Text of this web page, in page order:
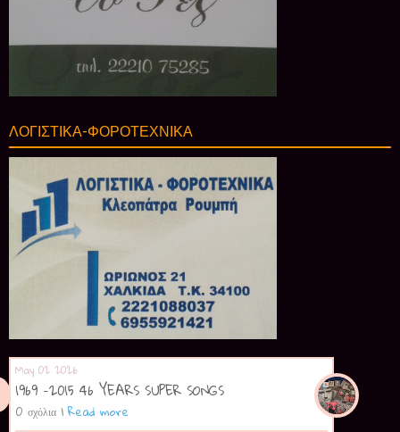
ΛΟΓΙΣΤΙΚΑ-ΦΟΡΟΤΕΧΝΙΚΑ
May 02 2026
1969 -2015 46 YEARS SUPER SONGS
0 σχόλια | Read more